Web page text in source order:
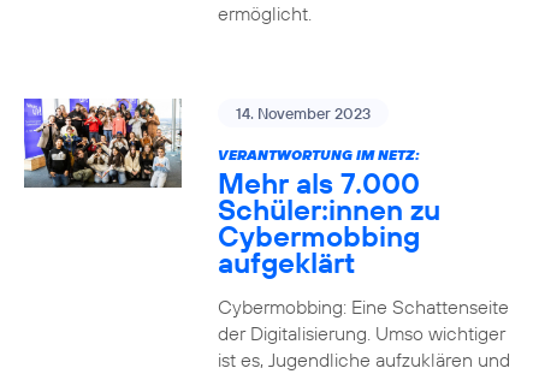
ermöglicht.
14. November 2023
VERANTWORTUNG IM NETZ:
Mehr als 7.000
Schüler:innen zu
Cybermobbing
aufgeklärt
Cybermobbing: Eine Schattenseite
der Digitalisierung. Umso wichtiger
ist es, Jugendliche aufzuklären und